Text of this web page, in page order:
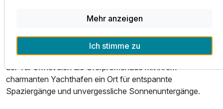
Rückzugsort, um den Tag bei einem guten Buch oder
einem erfrischenden Drink ausklingen zu lassen. Direkt vor
der Tür öffnet sich die Uferpromenade mit ihrem
charmanten Yachthafen ein Ort für entspannte
Spaziergänge und unvergessliche Sonnenuntergänge.
Mehr anzeigen
Ich stimme zu